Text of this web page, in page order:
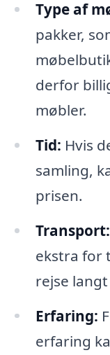
Type af
pakker,
derfor
møbler.
Tid: Hvis
samling,
prisen.
Transport:
ekstra for
rejse
Erfaring:
erfaring